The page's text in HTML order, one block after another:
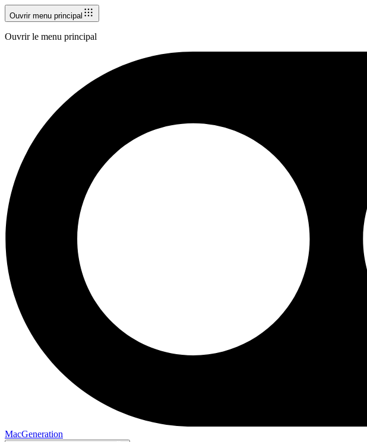
Ouvrir menu principal
Ouvrir le menu principal
MacGeneration